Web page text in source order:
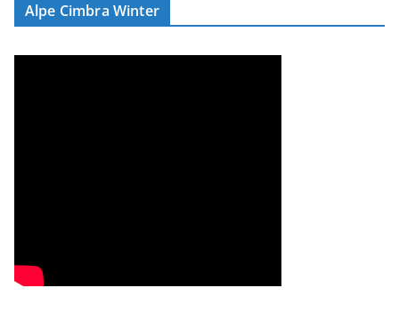
Alpe Cimbra Winter